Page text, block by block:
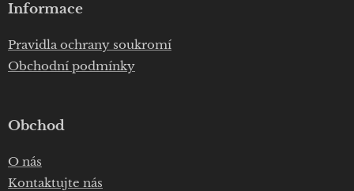
Informace
Pravidla ochrany soukromí
Obchodní podmínky
Obchod
O nás
Kontaktujte nás